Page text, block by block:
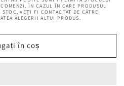
ÎN CAZUL ÎN CARE PRODUSUL
VEȚI FI CONTACTAT DE CĂTRE
ALEGERII ALTUI PRODUS.
în coș